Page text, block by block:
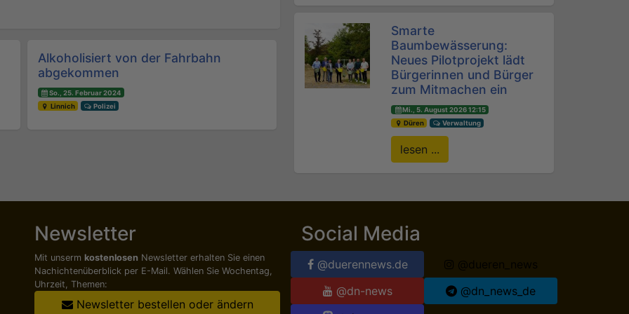
Alkoholisiert von der Fahrbahn
abgekommen
So., 25. Februar 2024
Linnich
Polizei
Smarte
Baumbewässerung:
Neues Pilotprojekt lädt
Bürgerinnen und Bürger
zum Mitmachen ein
Mi., 5. August 2026 12:15
Düren
Verwaltung
lesen ...
Newsletter
Mit unserm kostenlosen Newsletter erhalten Sie einen
Nachichten­überblick per E-Mail. Wählen Sie Wochentag,
Uhrzeit, Themen:
Newsletter bestellen oder ändern
Social Media
@duerennews.de
@dn-news
@dn_news_de